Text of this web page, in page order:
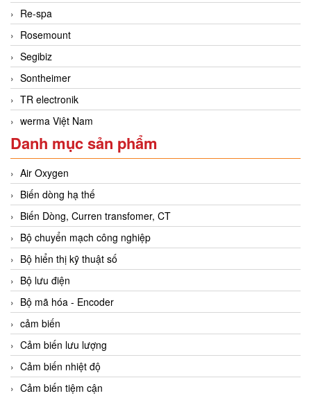
Re-spa
Rosemount
Segibiz
Sontheimer
TR electronik
werma Việt Nam
Danh mục sản phẩm
Air Oxygen
Biến dòng hạ thế
Biến Dòng, Curren transfomer, CT
Bộ chuyển mạch công nghiệp
Bộ hiển thị kỹ thuật số
Bộ lưu điện
Bộ mã hóa - Encoder
cảm biến
Cảm biến lưu lượng
Cảm biến nhiệt độ
Cảm biến tiệm cận